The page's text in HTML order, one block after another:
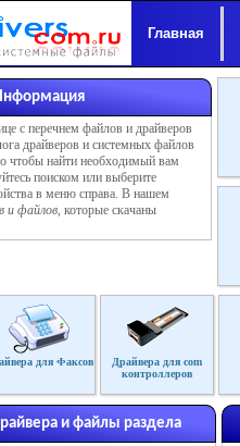
Главная
с перечнем файлов и драйверов
драйверов и системных файлов
чтобы найти необходимый вам
поиском или выберите
в меню справа. В нашем
и файлов, которые скачаны
для Факсов
Драйвера для com
контроллеров
и файлы раздела